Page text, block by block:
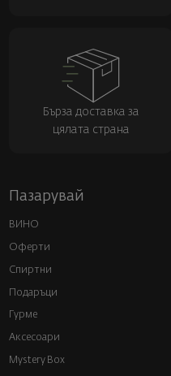
Бърза доставка за
цялата страна
Пазарувай
ВИНО
Оферти
Спиртни
Подаръци
Гурме
Аксесоари
Mystery Box